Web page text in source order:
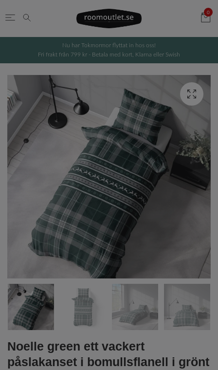
0
Nu har Tokmormor flyttat in hos oss!
Fri frakt från 799 kr - Betala med kort, Klarna eller Swish
Noelle green ett vackert
påslakanset i bomullsflanell i grönt